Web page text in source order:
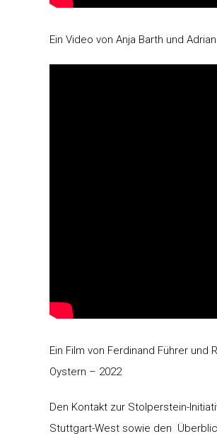
Ein Video von Anja Barth und
Ein Film von Ferdinand Führer und
Oystern – 2022
Den Kontakt zur Stolperstein-
Stuttgart-West sowie den